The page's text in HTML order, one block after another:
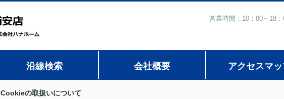
営業時間：10：00～18
沿線検索 会社概要 アクセスマ
Cookieの取扱いについて